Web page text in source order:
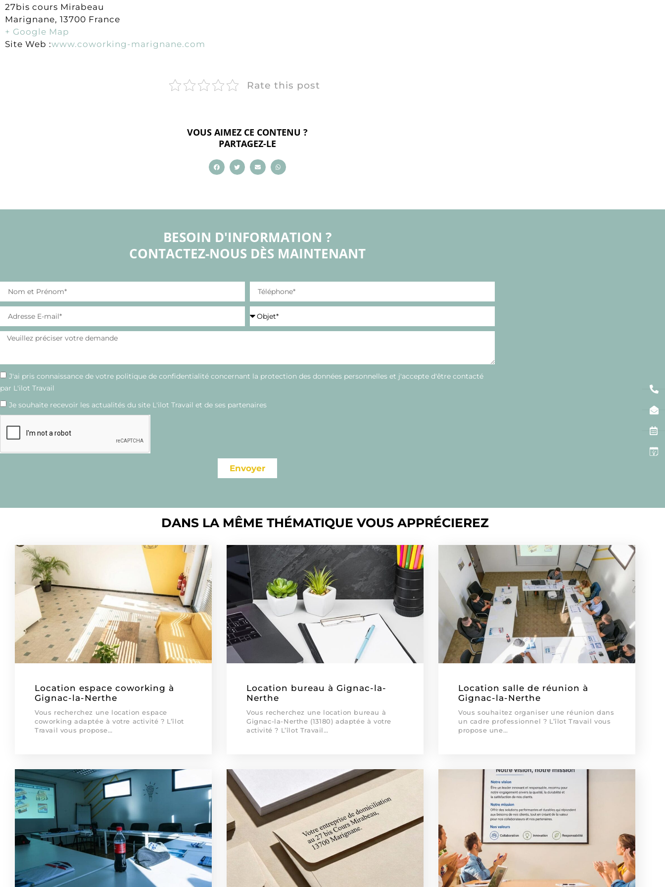
27bis cours Mirabeau
Marignane, 13700 France
+ Google Map
Site Web :www.coworking-marignane.com
Rate this post
VOUS AIMEZ CE CONTENU ?
PARTAGEZ-LE
BESOIN D'INFORMATION ?
CONTACTEZ-NOUS DÈS MAINTENANT
J'ai pris connaissance de votre politique de confidentialité concernant la protection des données personnelles et j'accepte d'être contacté
par L'ilot Travail
Je souhaite recevoir les actualités du site L'ilot Travail et de ses partenaires
Envoyer
DANS LA MÊME THÉMATIQUE VOUS APPRÉCIEREZ
Location espace coworking à
Gignac-la-Nerthe
Vous recherchez une location espace
coworking adaptée à votre activité ? L’îlot
Travail vous propose…
Location bureau à Gignac-la-
Nerthe
Vous recherchez une location bureau à
Gignac-la-Nerthe (13180) adaptée à votre
activité ? L’îlot Travail…
Location salle de réunion à
Gignac-la-Nerthe
Vous souhaitez organiser une réunion dans
un cadre professionnel ? L’îlot Travail vous
propose une…